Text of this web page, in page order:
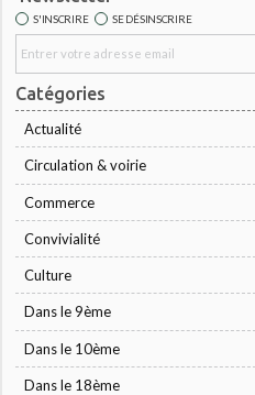
S'INSCRIRE SE DÉSINSCRIRE
Catégories
Actualité
Circulation & voirie
Commerce
Convivialité
Culture
Dans le 9ème
Dans le 10ème
Dans le 18ème